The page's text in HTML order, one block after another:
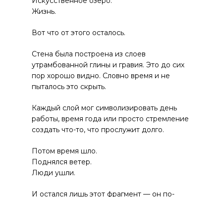
Жизнь.
Вот что от этого осталось.
Стена была построена из слоев
утрамбованной глины и гравия. Это до сих
пор хорошо видно. Словно время и не
пыталось это скрыть.
Каждый слой мог символизировать день
работы, время года или просто стремление
создать что-то, что прослужит долго.
Потом время шло.
Поднялся ветер.
Люди ушли.
И остался лишь этот фрагмент — он по-